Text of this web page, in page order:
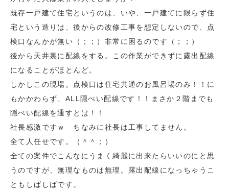
既存一戸建て住宅というのは、いや、一戸建てに限らず住
宅という造りは、後からの改修工事を想定しないので、点
検口なんかが無い（；；）非常に困るのです（；；）
後から天井裏に配線をする。この作業ができずに露出配線
になることがほとんど。
しかしこの現場。点検口は住宅共通のお風呂場のみ！！に
もかかわらず、ALL隠ぺい配線です！！まさか２階までも
隠ぺい配線を通すとは！！
社長感激ですｗ ちなみに社長は工事してません。
全て人任せです。（＾＾；）
全ての案件でこんなにうまく綺麗に出来たらいいのにと思
うのですが、無理なものは無理。露出配線になっちゃうこ
ともしばしばです。